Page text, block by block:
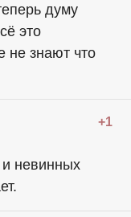
думу
это
не знают что
+1
невинных